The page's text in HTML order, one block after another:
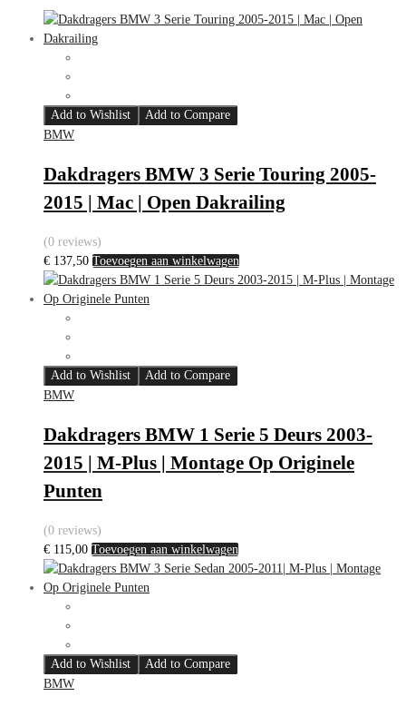
Add to Wishlist
Add to Compare
BMW
Dakdragers BMW 3 Serie Touring 2005-
2015 | Mac | Open Dakrailing
(0 reviews)
€ 137,50 Toevoegen aan winkelwagen
Add to Wishlist
Add to Compare
BMW
Dakdragers BMW 1 Serie 5 Deurs 2003-
2015 | M-Plus | Montage Op Originele
Punten
(0 reviews)
€ 115,00 Toevoegen aan winkelwagen
Add to Wishlist
Add to Compare
BMW